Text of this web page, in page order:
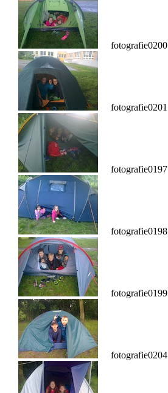
fotografie0200
fotografie0201
fotografie0197
fotografie0198
fotografie0199
fotografie0204